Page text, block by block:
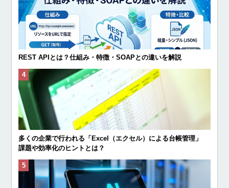
REST APIとは？仕組み・特徴・SOAPとの違いを解説
多くの企業で行われる「Excel（エクセル）による台帳管理」
課題や効率化のヒントとは？